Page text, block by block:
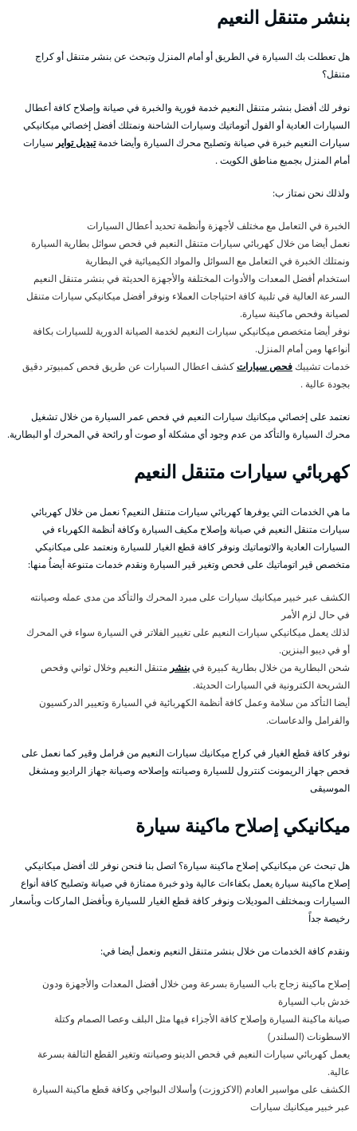
بنشر متنقل النعيم
هل تعطلت بك السيارة في الطريق أو أمام المنزل وتبحث عن بنشر متنقل أو كراج
متنقل؟
نوفر لك أفضل بنشر متنقل النعيم خدمة فورية والخبرة في صيانة وإصلاح كافة أعطال
السيارات العادية أو الفول أتوماتيك وسيارات الشاحنة ونمتلك أفضل إخصائي ميكانيكي
سيارات النعيم خبرة في صيانة وتصليح محرك السيارة وأيضا خدمةتبديل تواير سيارات
أمام المنزل بجميع مناطق الكويت .
ولذلك نحن نمتاز ب:
الخبرة في التعامل مع مختلف لأجهزة وأنظمة تحديد أعطال السيارات
نعمل أيضا من خلال كهربائي سيارات متنقل النعيم في فحص سوائل بطارية السيارة
ونمتلك الخبرة في التعامل مع السوائل والمواد الكيميائية في البطارية
استخدام أفضل المعدات والأدوات المختلفة والأجهزة الحديثة في بنشر متنقل النعيم
السرعة العالية في تلبية كافة احتياجات العملاء ونوفر أفضل ميكانيكي سيارات متنقل
لصيانة وفحص ماكينة سيارة.
نوفر أيضا متخصص ميكانيكي سيارات النعيم لخدمة الصيانة الدورية للسيارات بكافة
أنواعها ومن أمام المنزل.
خدمات تشييكفحص سياراتكشف اعطال السيارات عن طريق فحص كمبيوتر دقيق
بجودة عالية .
نعتمد على إخصائي ميكانيك سيارات النعيم في فحص عمر السيارة من خلال تشغيل
محرك السيارة والتأكد من عدم وجود أي مشكلة أو صوت أو رائحة في المحرك أو البطارية.
كهربائي سيارات متنقل النعيم
ما هي الخدمات التي يوفرها كهربائي سيارات متنقل النعيم؟ نعمل من خلال كهربائي
سيارات متنقل النعيم في صيانة وإصلاح مكيف السيارة وكافة أنظمة الكهرباء في
السيارات العادية والاتوماتيك ونوفر كافة قطع الغيار للسيارة ونعتمد على ميكانيكي
متخصص قير اتوماتيك على فحص وتغير قير السيارة ونقدم خدمات متنوعة أيضاُ منها:
الكشف عبر خبير ميكانيك سيارات على مبرد المحرك والتأكد من مدى عمله وصيانته
في حال لزم الأمر
لذلك يعمل ميكانيكي سيارات النعيم على تغيير الفلاتر في السيارة سواء في المحرك
أو في ديبو البنزين.
شحن البطارية من خلال بطارية كبيرة فيبنشر متنقل النعيم وخلال ثواني وفحص
الشريحة الكترونية في السيارات الحديثة.
أيضا التأكد من سلامة وعمل كافة أنظمة الكهربائية في السيارة وتعيير الدركسيون
والفرامل والدعاسات.
نوفر كافة قطع الغيار في كراج ميكانيك سيارات النعيم من فرامل وقير كما نعمل على
فحص جهاز الريمونت كنترول للسيارة وصيانته وإصلاحه وصيانة جهاز الراديو ومشغل
الموسيقى
ميكانيكي إصلاح ماكينة سيارة
هل تبحث عن ميكانيكي إصلاح ماكينة سيارة؟ اتصل بنا فنحن نوفر لك أفضل ميكانيكي
إصلاح ماكينة سيارة يعمل بكفاءات عالية وذو خبرة ممتازة في صيانة وتصليح كافة أنواع
السيارات وبمختلف الموديلات ونوفر كافة قطع الغيار للسيارة وبأفضل الماركات وبأسعار
رخيصة جداً
ونقدم كافة الخدمات من خلال بنشر متنقل النعيم ونعمل أيضا في:
إصلاح ماكينة زجاج باب السيارة بسرعة ومن خلال أفضل المعدات والأجهزة ودون
خدش باب السيارة
صيانة ماكينة السيارة وإصلاح كافة الأجزاء فيها مثل البلف وعصا الصمام وكتلة
الاسطونات (السلندر)
يعمل كهربائي سيارات النعيم في فحص الدينو وصيانته وتغير القطع التالفة بسرعة
عالية.
الكشف على مواسير العادم (الاكزوزت) وأسلاك البواجي وكافة قطع ماكينة السيارة
عبر خبير ميكانيك سيارات